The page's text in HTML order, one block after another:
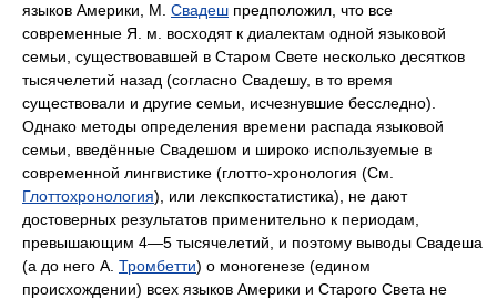
языков Америки, М. Свадеш предположил, что все
современные Я. м. восходят к диалектам одной языковой
семьи, существовавшей в Старом Свете несколько десятков
тысячелетий назад (согласно Свадешу, в то время
существовали и другие семьи, исчезнувшие бесследно).
Однако методы определения времени распада языковой
семьи, введённые Свадешом и широко используемые в
современной лингвистике (глотто-хронология (См.
Глоттохронология), или лекспкостатистика), не дают
достоверных результатов применительно к периодам,
превышающим 4—5 тысячелетий, и поэтому выводы Свадеша
(а до него А. Тромбетти) о моногенезе (едином
происхождении) всех языков Америки и Старого Света не